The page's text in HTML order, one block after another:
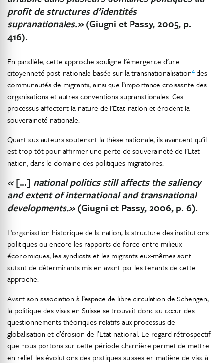
profit de structures d’identités
supranationales.»(Giugni et Passy, 2005, p.
416).
En parallèle, cette approche souligne l’émergence d’une
citoyenneté post-nationale basée sur la transnationalisation4 des
communautés de migrants, ainsi que l’importance croissante des
organisations et autres conventions supranationales. Ces
processus affectent la nature de l’Etat-nation et érodent la
souveraineté nationale.
Quant aux auteurs soutenant la thèse nationale, ils avancent qu’il
est trop tôt pour affirmer une perte de souveraineté de l’Etat-
nation, dans le domaine des politiques migratoires:
«[…] national politics still affects the saliency
and extent of international and transnational
developments.»(Giugni et Passy, 2006, p. 6).
L’organisation historique de la nation, la structure des institutions
politiques ou encore les rapports de force entre milieux
économiques, les syndicats et les migrants eux-mêmes sont
autant de déterminants mis en avant par les tenants de cette
approche.
Avant son association à l’espace de libre circulation de Schengen,
la politique des visas en Suisse se trouvait donc au cœur des
questionnements théoriques relatifs aux processus de
globalisation et d’érosion de l’Etat national. Le regard rétrospectif
que nous portons sur cette période charnière permet de mettre
en relief les évolutions des pratiques suisses en matière de visa à